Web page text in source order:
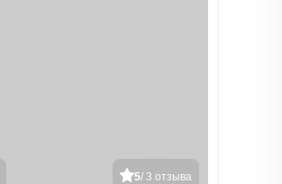
5/ 3 отзыва